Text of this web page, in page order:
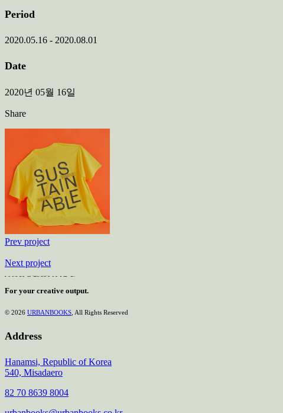
Period
2020.05.16 - 2020.08.01
Date
2020년 05월 16일
Share
Prev project
Next project
For your creative output.
© 2026 URBANBOOKS , All Rights Reserved
Address
Hanamsi, Republic of Korea
540, Misadaero
82 70 8639 8004